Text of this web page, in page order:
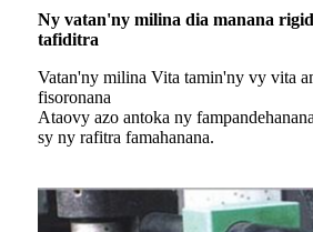
Ny vatan'ny milina dia manana
tafiditra
Vatan'ny milina Vita tamin'ny vy vita
fisoronana
Ataovy azo antoka ny
sy ny rafitra famahanana.